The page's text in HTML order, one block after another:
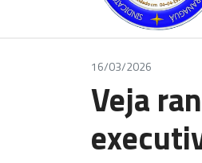
16/03/2026
Veja